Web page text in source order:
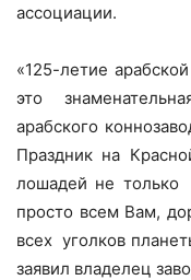
ассоциации.
«125-летие
это
арабского
Праздник на
лошадей не только
просто всем Вам,
всех уголков
заявил владелец